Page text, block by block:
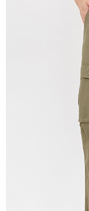
每筆NT$130，滿